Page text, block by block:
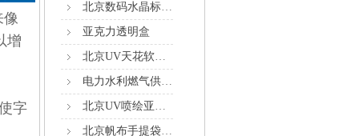
像
增
字
北京数码水晶标转印贴设计制作，一张起印
亚克力透明盒
北京UV天花软膜无边框拉布灯箱喷绘加工
电力水利燃气供水管线标识长途国防通信光缆反光标牌
北京UV喷绘亚克力水晶铝板标牌
北京帆布手提袋活动包定制